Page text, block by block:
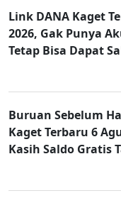
Link DANA Kaget
2026, Gak Punya
Tetap Bisa Dapat
Buruan Sebelum
Kaget Terbaru 6
Kasih Saldo Gratis